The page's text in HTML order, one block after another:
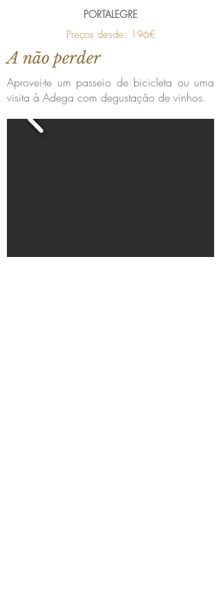
PORTALEGRE
Preços desde: 196€
A não perder
Aprovei-te um passeio de bicicleta ou uma
visita à Adega com degustação de vinhos.